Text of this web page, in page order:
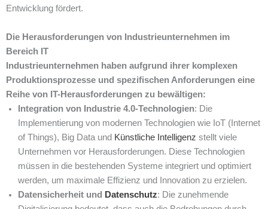
Entwicklung fördert.
Die Herausforderungen von Industrieunternehmen im
Bereich IT
Industrieunternehmen haben aufgrund ihrer komplexen
Produktionsprozesse und spezifischen Anforderungen eine
Reihe von IT-Herausforderungen zu bewältigen:
Integration von Industrie 4.0-Technologien: Die
Implementierung von modernen Technologien wie IoT (Internet
of Things), Big Data und Künstliche Intelligenz stellt viele
Unternehmen vor Herausforderungen. Diese Technologien
müssen in die bestehenden Systeme integriert und optimiert
werden, um maximale Effizienz und Innovation zu erzielen.
Datensicherheit und
Datenschutz: Die zunehmende